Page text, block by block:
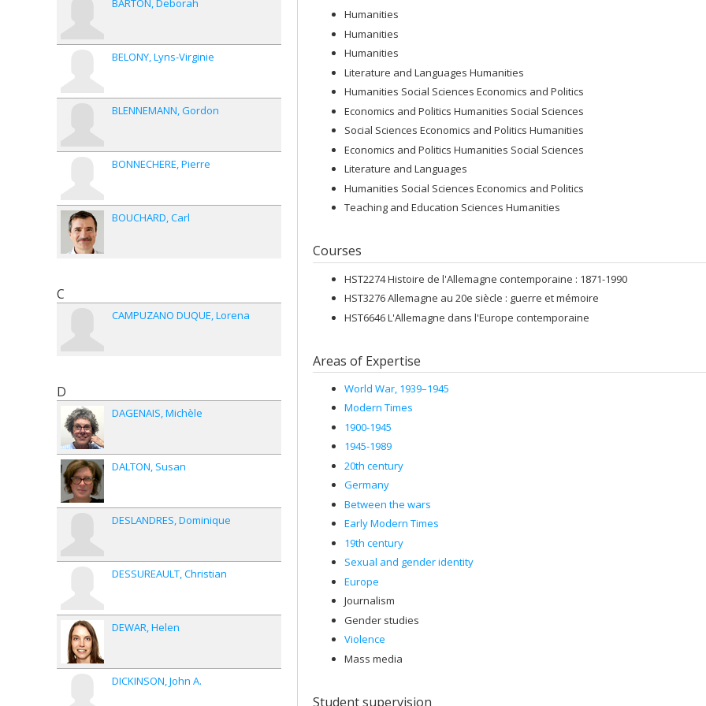
Humanities
Humanities
Humanities
Literature and Languages Humanities
Humanities Social Sciences Economics and Politics
Economics and Politics Humanities Social Sciences
Social Sciences Economics and Politics Humanities
Economics and Politics Humanities Social Sciences
Literature and Languages
Humanities Social Sciences Economics and Politics
Teaching and Education Sciences Humanities
Courses
HST2274 Histoire de l'Allemagne contemporaine : 1871-1990
HST3276 Allemagne au 20e siècle : guerre et mémoire
HST6646 L'Allemagne dans l'Europe contemporaine
Areas of Expertise
World War, 1939–1945
Modern Times
1900-1945
1945-1989
20th century
Germany
Between the wars
Early Modern Times
19th century
Sexual and gender identity
Europe
Journalism
Gender studies
Violence
Mass media
Student supervision
BARTON Deborah
BELONY Lyns-Virginie
BLENNEMANN Gordon
BONNECHERE Pierre
BOUCHARD Carl
C
CAMPUZANO DUQUE Lorena
D
DAGENAIS Michèle
DALTON Susan
DESLANDRES Dominique
DESSUREAULT Christian
DEWAR Helen
DICKINSON John A.